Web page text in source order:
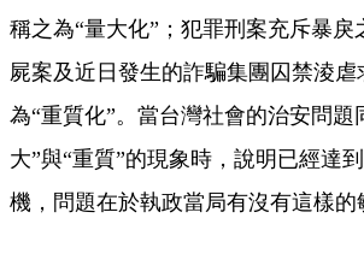
稱之為“量大化”；犯罪刑案充斥暴戾
屍案及近日發生的詐騙集團囚禁淩虐
為“重質化”。當台灣社會的治安問題
大”與“重質”的現象時，說明已經達
機，問題在於執政當局有沒有這樣的